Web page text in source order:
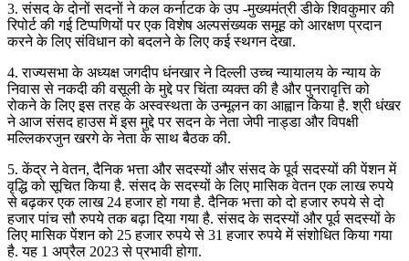
3. संसद के दोनों सदनों ने कल कर्नाटक के उप -मुख्यमंत्री डीके शिवकुमार की
रिपोर्ट की गई टिप्पणियों पर एक विशेष अल्पसंख्यक समूह को आरक्षण प्रदान
करने के लिए संविधान को बदलने के लिए कई स्थगन देखा.
4. राज्यसभा के अध्यक्ष जगदीप धंनखार ने दिल्ली उच्च न्यायालय के न्याय के
निवास से नकदी की वसूली के मुद्दे पर चिंता व्यक्त की है और पुनरावृत्ति को
रोकने के लिए इस तरह के अस्वस्थता के उन्मूलन का आह्वान किया है. श्री धंखर
ने आज संसद हाउस में इस मुद्दे पर सदन के नेता जेपी नाड्डा और विपक्षी
मल्लिकरजुन खरगे के नेता के साथ बैठक की.
5. केंद्र ने वेतन, दैनिक भत्ता और सदस्यों और संसद के पूर्व सदस्यों की पेंशन में
वृद्धि को सूचित किया है. संसद के सदस्यों के लिए मासिक वेतन एक लाख रुपये
से बढ़कर एक लाख 24 हजार हो गया है. दैनिक भत्ता को दो हजार रुपये से दो
हजार पांच सौ रुपये तक बढ़ा दिया गया है. संसद के सदस्यों और पूर्व सदस्यों के
लिए मासिक पेंशन को 25 हजार रुपये से 31 हजार रुपये में संशोधित किया गया
है. यह 1 अप्रैल 2023 से प्रभावी होगा.